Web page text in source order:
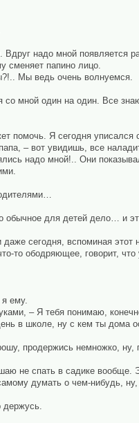
Вдруг надо мной появляется
сменяет папино лицо.
Мы ведь очень волнуемся.
со мной один на один. Все
помочь. Я сегодня уписался
– вот увидишь, все
надо мной!.. Они
для детей дело… и
даже сегодня, вспоминая
то ободряющее, говорит,
ему.
– Я тебя понимаю,
в школе, ну с кем ты дома
продержись немножко,
не спать в садике вообще.
думать о чем-нибудь,